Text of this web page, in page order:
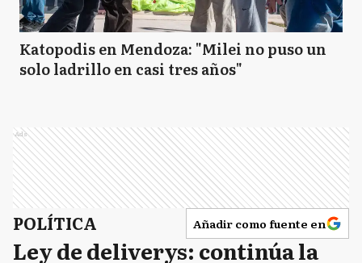
Katopodis en Mendoza: "Milei no puso un
solo ladrillo en casi tres años"
Ads
POLÍTICA Añadir como fuente en
Ley de deliverys: continúa la